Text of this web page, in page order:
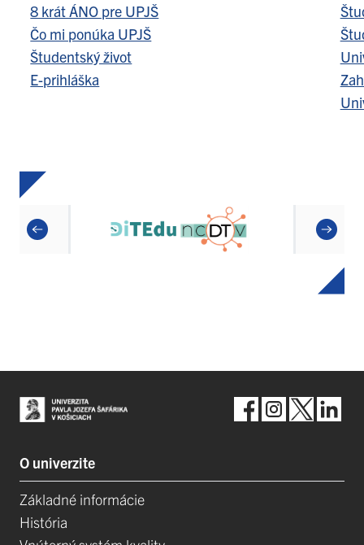
8 krát ÁNO pre UPJŠ
Čo mi ponúka UPJŠ
Študentský život
E-prihláška
O univerzite
Základné informácie
História